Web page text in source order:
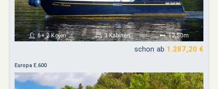
6+ 2 Kojen 3 Kabinen 12,50m
schon ab 1.287,20 €
Europa E.600